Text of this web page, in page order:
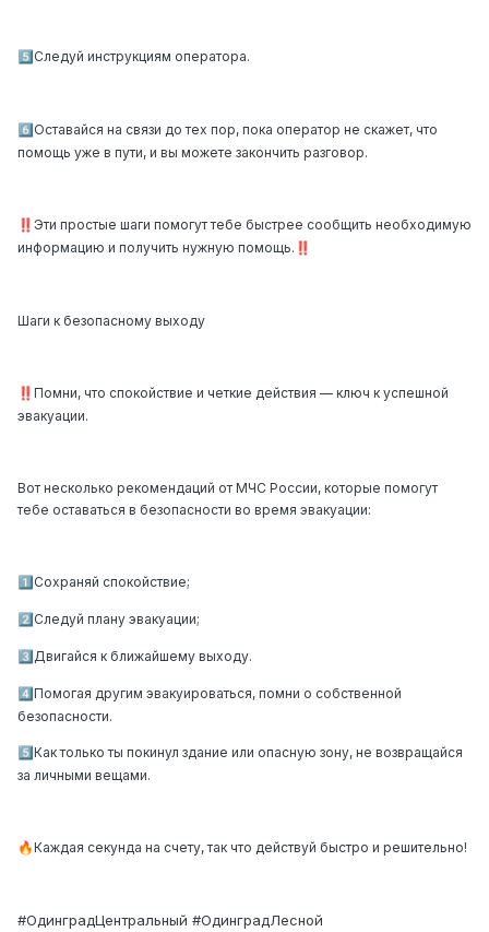
5️⃣ Следуй инструкциям оператора.
6️⃣ Оставайся на связи до тех пор, пока оператор не скажет, что
помощь уже в пути, и вы можете закончить разговор.
‼️ Эти простые шаги помогут тебе быстрее сообщить необходимую
информацию и получить нужную помощь. ‼️
Шаги к безопасному выходу
‼️ Помни, что спокойствие и четкие действия — ключ к успешной
эвакуации.
Вот несколько рекомендаций от МЧС России, которые помогут
тебе оставаться в безопасности во время эвакуации:
1️⃣ Сохраняй спокойствие;
2️⃣ Следуй плану эвакуации;
3️⃣ Двигайся к ближайшему выходу.
4️⃣ Помогая другим эвакуироваться, помни о собственной
безопасности.
5️⃣ Как только ты покинул здание или опасную зону, не возвращайся
за личными вещами.
🔥Каждая секунда на счету, так что действуй быстро и решительно!
#ОдинградЦентральный #ОдинградЛесной